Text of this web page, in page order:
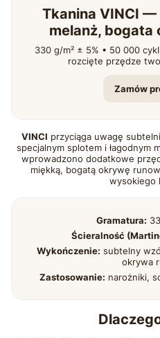
Tkanina VINCI
melanż, bogata
330 g/m² ± 5% • 50 000
rozcięte przędze
Zamów
VINCI przyciąga uwagę
specjalnym splotem i łagodnym
wprowadzono dodatkowe
miękką, bogatą okrywę
wysokiego
Gramatura:
Ścieralność
Wykończenie: subtelny
okrywa
Zastosowanie: narożniki,